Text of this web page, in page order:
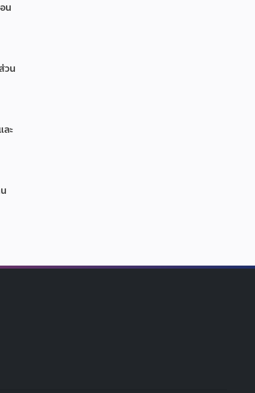
น
วน
ะ